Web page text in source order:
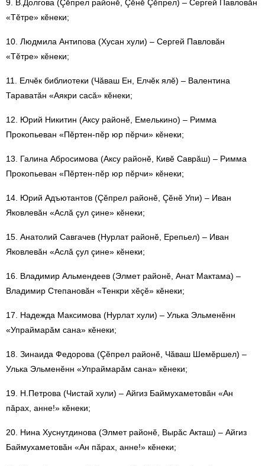
9. В.Долгова (Çӗпрел районӗ, Çӗнӗ Çӗпрел) – Сергей Павловăн
«Тӗтре» кӗнеки;
10. Людмила Антипова (Хусан хули) – Сергей Павловăн
«Тӗтре» кӗнеки;
11. Елчӗк библиотеки (Чăваш Ен, Елчӗк ялӗ) – Валентина
Тараватăн «Аякри сасă» кӗнеки;
12. Юрий Никитин (Аксу районӗ, Емелькино) – Римма
Прокопьеван «Пӗртен-пӗр юр пӗрчи» кӗнеки;
13. Галина Абросимова (Аксу районӗ, Кивӗ Саврăш) – Римма
Прокопьеван «Пӗртен-пӗр юр пӗрчи» кӗнеки;
14. Юрий Адъютантов (Çӗпрел районӗ, Çӗнӗ Упи) – Иван
Яковлевăн «Аслă çул çине» кӗнеки;
15. Анатолий Савгачев (Нурлат районӗ, Ерепьел) – Иван
Яковлевăн «Аслă çул çине» кӗнеки;
16. Владимир Альмендеев (Элмет районӗ, Анат Мактама) –
Владимир Степановăн «Тенкри хӗçӗ» кӗнеки;
17. Надежда Максимова (Нурлат хули) – Улька Эльменӗнн
«Упраймарăм сана» кӗнеки;
18. Зинаида Федорова (Çӗпрел районӗ, Чăваш Шемӗршел) –
Улька Эльменӗнн «Упраймарăм сана» кӗнеки;
19. Н.Петрова (Чистай хули) – Айгиз Баймухаметовăн «Ан
пăрах, анне!» кӗнеки;
20. Нина Хуснутдинова (Элмет районӗ, Вырăс Акташ) – Айгиз
Баймухаметовăн «Ан пăрах, анне!» кӗнеки;